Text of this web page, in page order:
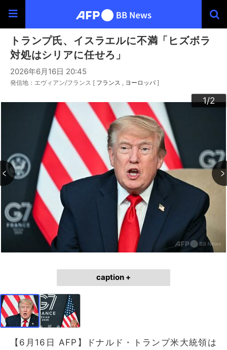
トランプ氏、イスラエルに不満「ヒズボラ
対処はシリアに任せろ」
2026年6月16日 20:45
発信地：エヴィアン/フランス [ フランス ヨーロッパ ]
1/2
2/2
caption +
【6月16日 AFP】ドナルド・トランプ米大統領は